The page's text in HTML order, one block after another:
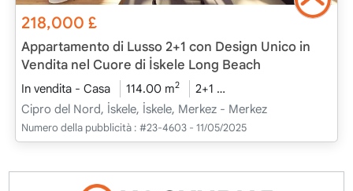
218,000£
Appartamento di Lusso 2+1 con Design Unico in
Vendita nel Cuore di İskele Long Beach
In vendita - Casa 114.00 m2 2+1
Cipro del Nord, İskele, İskele, Merkez - Merkez
Numero della pubblicità : #23-4603 - 11/05/2025